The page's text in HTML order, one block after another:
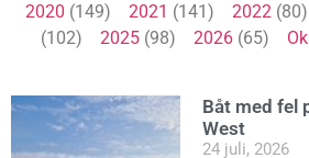
2020 (149) 2021 (141) 2022
(102) 2025(98) 2026(65)
Båt med fel
West
24 juli, 2026